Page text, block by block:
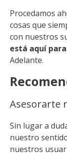
Procedamos
cosas que
con nuestros
está aquí
Adelante.
Asesorarte
Sin lugar a
nuestro
nuestros